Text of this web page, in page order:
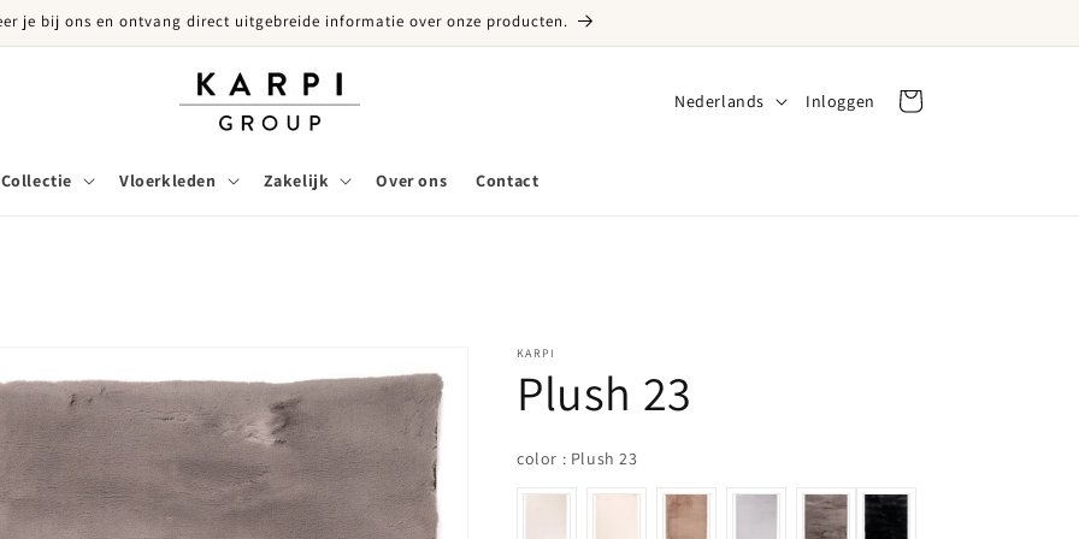
je bij ons en ontvang direct uitgebreide informatie over onze producten.
Collectie Vloerkleden Zakelijk Over ons Contact
Taal
Nederlands Inloggen
InloggenWinkelwagen
KARPI
Plush 23
color : Plush 23color